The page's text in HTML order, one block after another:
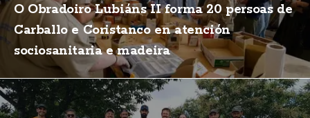
O Obradoiro Lubiáns II forma 20 persoas de
Carballo e Coristanco en atención
sociosanitaria e madeira